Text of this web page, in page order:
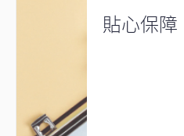
貼心保障